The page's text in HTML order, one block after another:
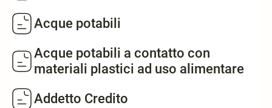
Acque potabili
Acque potabili a contatto con
materiali plastici ad uso alimentare
Addetto Credito